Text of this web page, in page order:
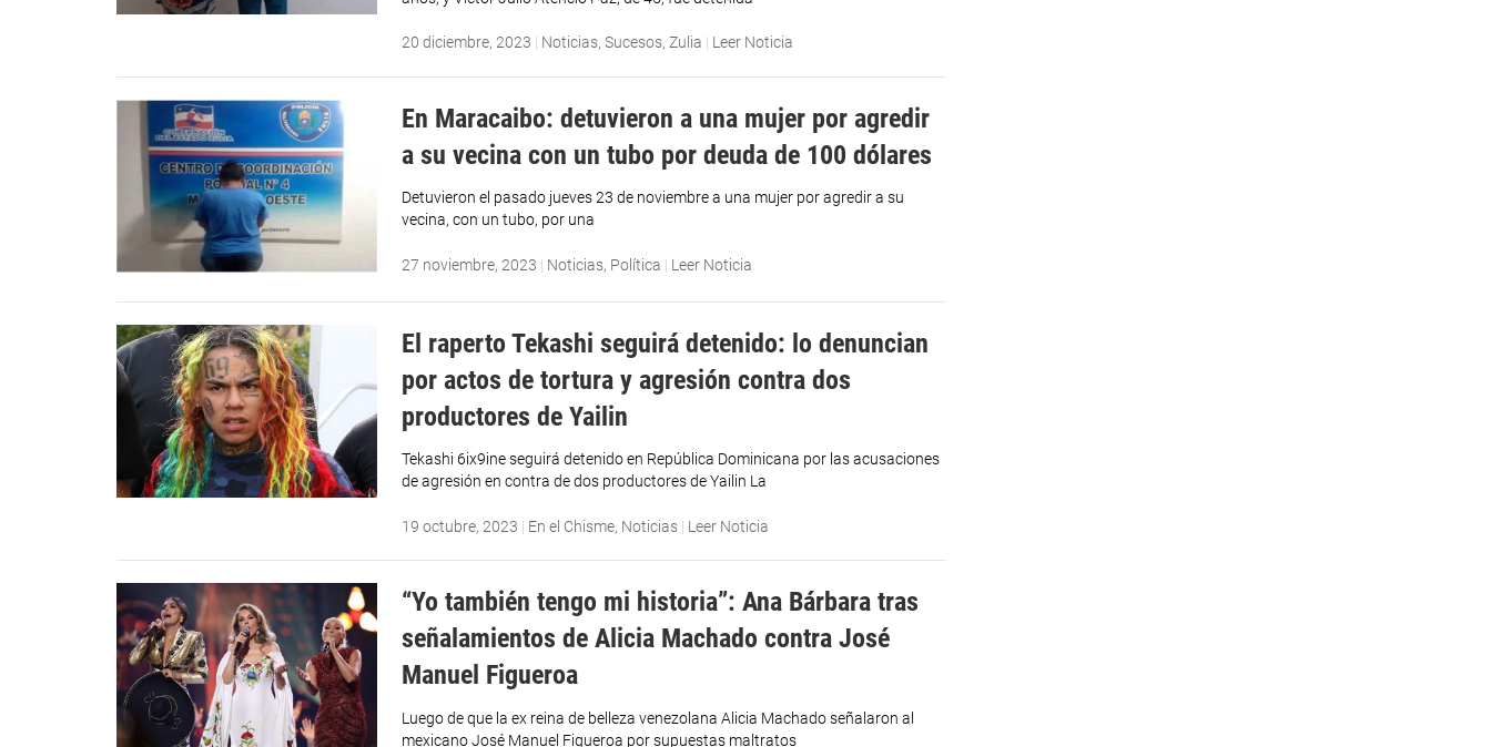
20 diciembre, 2023 | Noticias,Sucesos,Zulia | Leer Noticia
En Maracaibo: detuvieron a una mujer por agredir
a su vecina con un tubo por deuda de 100 dólares
Detuvieron el pasado jueves 23 de noviembre a una mujer por agredir a su
vecina, con un tubo, por una
27 noviembre, 2023 | Noticias, Política | Leer Noticia
El raperto Tekashi seguirá detenido: lo denuncian
por actos de tortura y agresión contra dos
productores de Yailin
Tekashi 6ix9ine seguirá detenido en República Dominicana por las acusaciones
de agresión en contra de dos productores de Yailin La
19 octubre, 2023 | En el Chisme, Noticias | Leer Noticia
“Yo también tengo mi historia”: Ana Bárbara tras
señalamientos de Alicia Machado contra José
Manuel Figueroa
Luego de que la ex reina de belleza venezolana Alicia Machado señalaron al
mexicano José Manuel Figueroa por supuestas maltratos